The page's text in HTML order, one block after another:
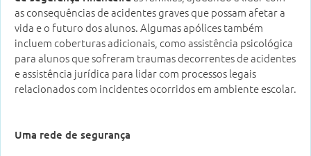
as consequências de acidentes graves que possam afetar a
vida e o futuro dos alunos. Algumas apólices também
incluem coberturas adicionais, como assistência psicológica
para alunos que sofreram traumas decorrentes de acidentes
e assistência jurídica para lidar com processos legais
relacionados com incidentes ocorridos em ambiente escolar.
Uma rede de segurança